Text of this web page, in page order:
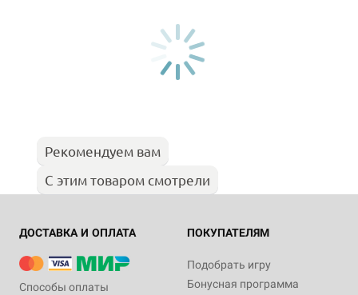
Рекомендуем вам
С этим товаром смотрели
ДОСТАВКА И ОПЛАТА
Способы оплаты
ПОКУПАТЕЛЯМ
Подобрать игру
Бонусная программа